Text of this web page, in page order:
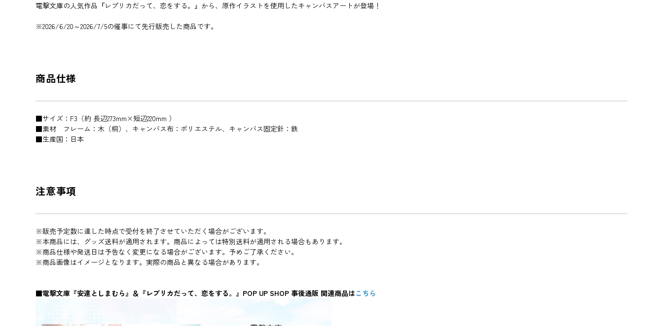
電撃文庫の人気作品『レプリカだって、恋をする。』から、原作イラストを使用したキャンバスアートが登場！
※2026/6/20～2026/7/5の催事にて先行販売した商品です。
商品仕様
■サイズ：F3（約 長辺273mm×短辺220mm ）
■素材 フレーム：木（桐）、キャンバス布：ポリエステル、キャンバス固定針：鉄
■生産国：日本
注意事項
※販売予定数に達した時点で受付を終了させていただく場合がございます。
※本商品には、グッズ送料が適用されます。商品によっては特別送料が適用される場合もあります。
※商品仕様や発送日は予告なく変更になる場合がございます。予めご了承ください。
※商品画像はイメージとなります。実際の商品と異なる場合があります。
■電撃文庫『安達としまむら』＆『レプリカだって、恋をする。』POP UP SHOP 事後通販 関連商品はこちら